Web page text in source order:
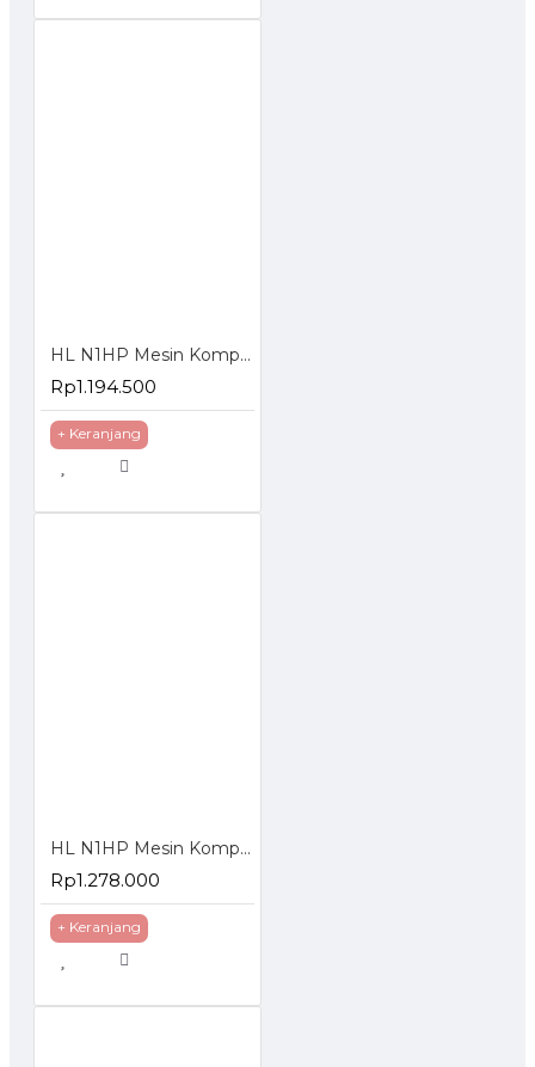
HL N1HP Mesin Kompresor Angin 9 Liter Oiless Air Compressor
Rp1.194.500
+ Keranjang
HL N1HP Mesin Kompresor Angin 24 Liter Oil Air Compressor
Rp1.278.000
+ Keranjang